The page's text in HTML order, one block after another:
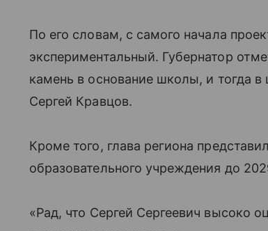
По его словам, с самого начала
экспериментальный. Губернатор
камень в основание школы, и тогда
Сергей Кравцов.
Кроме того, глава региона
образовательного учреждения до
«Рад, что Сергей Сергеевич высоко